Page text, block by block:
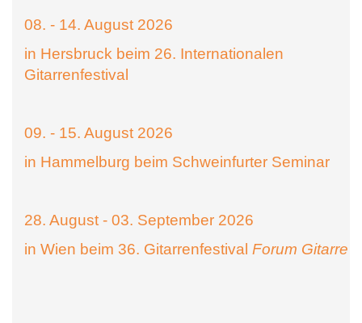
08. - 14. August 2026
in Hersbruck beim 26. Internationalen
Gitarrenfestival
09. - 15. August 2026
in Hammelburg beim Schweinfurter Seminar
28. August - 03. September 2026
in Wien beim 36. Gitarrenfestival Forum Gitarre